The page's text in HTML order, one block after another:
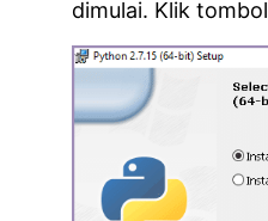
dimulai. Klik tombol